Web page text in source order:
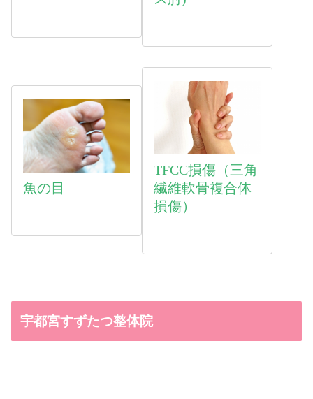
魚の目
TFCC損傷（三角
繊維軟骨複合体
損傷）
宇都宮すずたつ整体院